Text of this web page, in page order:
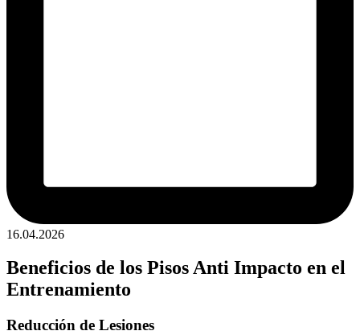
16.04.2026
Beneficios de los Pisos Anti Impacto en el
Entrenamiento
Reducción de Lesiones